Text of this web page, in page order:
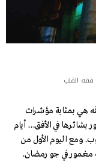
فقه القلب
هي بمثابة مؤشرات
في الأفق… أيام
ومع اليوم الأول من
مغمور في جو رمضان.